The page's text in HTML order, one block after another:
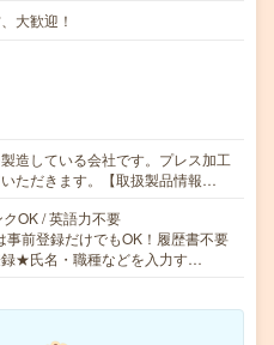
大歓迎！
造している会社です。プレス加工
ただきます。【取扱製品情報…
OK / 英語力不要
前登録だけでもOK！履歴書不要
★氏名・職種などを入力す…